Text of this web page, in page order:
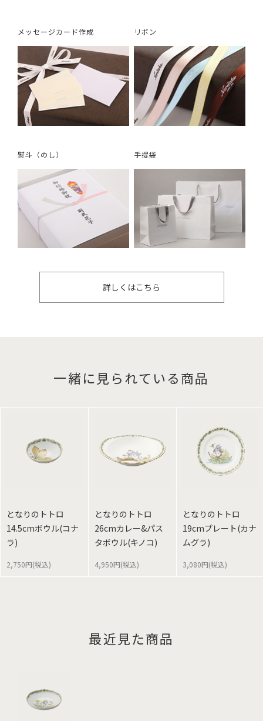
メッセージカード作成 リボン
熨斗（のし） 手提袋
詳しくはこちら
一緒に見られている商品
となりのトトロ
14.5cmボウル(コナ
ラ)
2,750円(税込)
となりのトトロ
26cmカレー&パス
タボウル(キノコ)
4,950円(税込)
となりのトトロ
19cmプレート(カナ
ムグラ)
3,080円(税込)
最近見た商品